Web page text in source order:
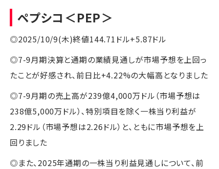
ペプシコ ＜PEP＞
◎2025/10/9(木)終値144.71ドル+5.87ドル
◎7-9月期決算と通期の業績見通しが市場予想を上回っ
たことが好感され、前日比+4.22%の大幅高となりました
◎7-9月期の売上高が239億4,000万ドル（市場予想は
238億5,000万ドル）、特別項目を除く一株当り利益が
2.29ドル（市場予想は2.26ドル）と、ともに市場予想を上
回りました
◎また、2025年通期の一株当り利益見通しについて、前